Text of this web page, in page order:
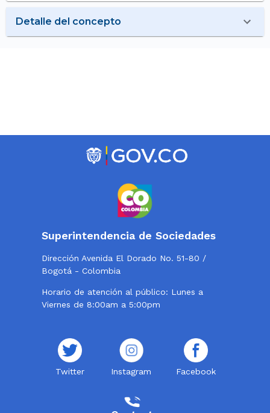
Detalle del concepto
Superintendencia de Sociedades
Dirección Avenida El Dorado No. 51-80 /
Bogotá - Colombia
Horario de atención al público: Lunes a
Viernes de 8:00am a 5:00pm
Twitter Instagram Facebook